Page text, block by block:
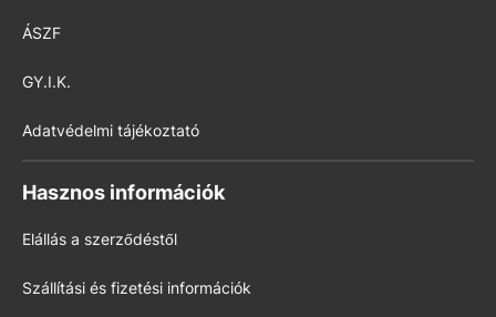
ÁSZF
GY.I.K.
Adatvédelmi tájékoztató
Hasznos információk
Elállás a szerződéstől
Szállítási és fizetési információk